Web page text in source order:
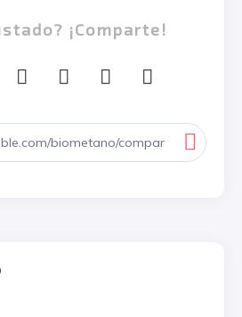
¡Comparte!